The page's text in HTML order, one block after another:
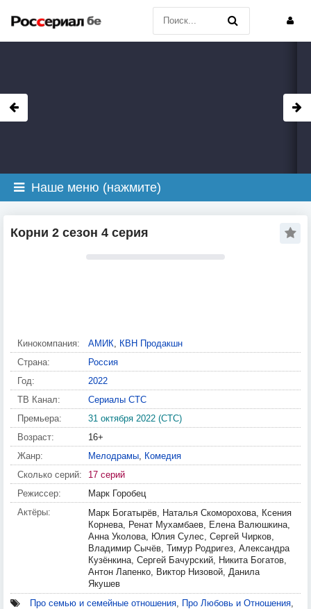
Наше меню (нажмите)
Корни 2 сезон 4 серия
Кинокомпания: АМИК, КВН Продакшн
Страна:
Россия
Год:
2022
ТВ Канал:
Сериалы СТС
Премьера:
31 октября 2022 (СТС)
Возраст:
16+
Жанр:
Мелодрамы, Комедия
Сколько серий:
17 серий
Режиссер:
Марк Горобец
Актёры:
Марк Богатырёв, Наталья Скоморохова, Ксения
Корнева, Ренат Мухамбаев, Елена Валюшкина,
Анна Уколова, Юлия Сулес, Сергей Чирков,
Владимир Сычёв, Тимур Родригез, Александра
Кузёнкина, Сергей Бачурский, Никита Богатов,
Антон Лапенко, Виктор Низовой, Данила
Якушев
Про семью и семейные отношения, Про Любовь и Отношения,